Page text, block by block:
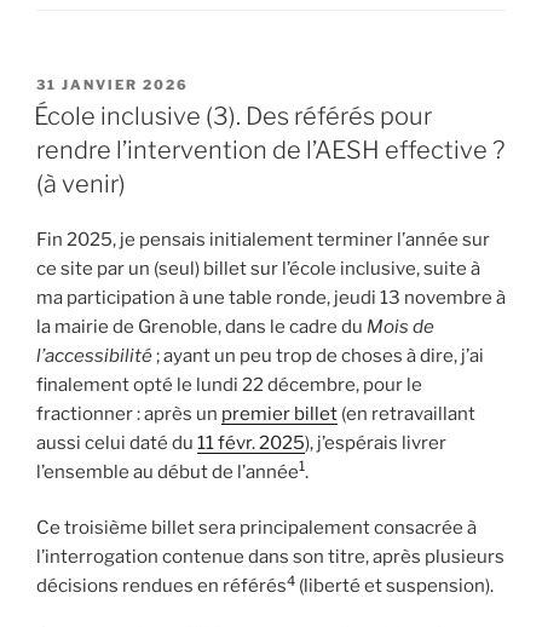
PUBLIÉ
LE
31 JANVIER 2026
École inclusive (3). Des référés pour
rendre l’intervention de l’AESH effective ?
(à venir)
Fin 2025, je pensais initialement terminer l’année sur
ce site par un (seul) billet sur l’école inclusive, suite à
ma participation à une table ronde, jeudi 13 novembre à
la mairie de Grenoble, dans le cadre du Mois de
l’accessibilité; ayant un peu trop de choses à dire, j’ai
finalement opté le lundi 22 décembre, pour le
fractionner : après un premier billet (en retravaillant
aussi celui daté du 11 févr. 2025), j’espérais livrer
l’ensemble au début de l’année1.
Ce troisième billet sera principalement consacrée à
l’interrogation contenue dans son titre, après plusieurs
décisions rendues en référés4 (liberté et suspension).